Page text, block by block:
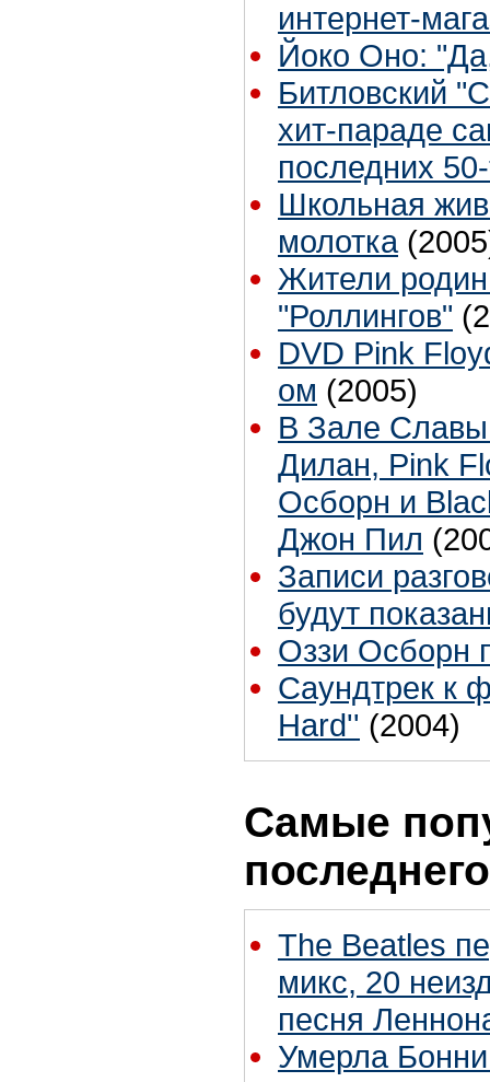
интернет-
Йоко Оно:
Битловский
хит-параде
последних
Школьная
молотка
Жители
"Роллингов"
DVD Pink
ом (2005)
В Зале Славы
Дилан, Pink
Осборн и
Джон Пил
Записи
будут
Оззи Осборн
Cаундтрек к
Hard'' (2004)
Самые
The Beatles
микс, 20
песня
Умерла